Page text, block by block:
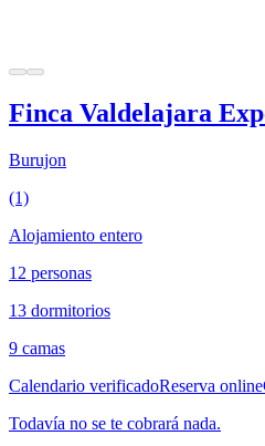
Finca Valdelajara
Burujon
(1)
Alojamiento entero
12 personas
13 dormitorios
9 camas
Calendario verificadoReserva online
Todavía no se te cobrará nada.